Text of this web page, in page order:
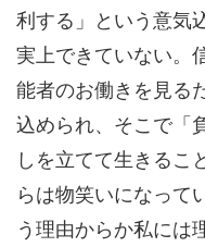
利する」という意気
実上できていない。
能者のお働きを見る
込められ、そこで「
しを立てて生きるこ
らは物笑いになって
う理由からか私には